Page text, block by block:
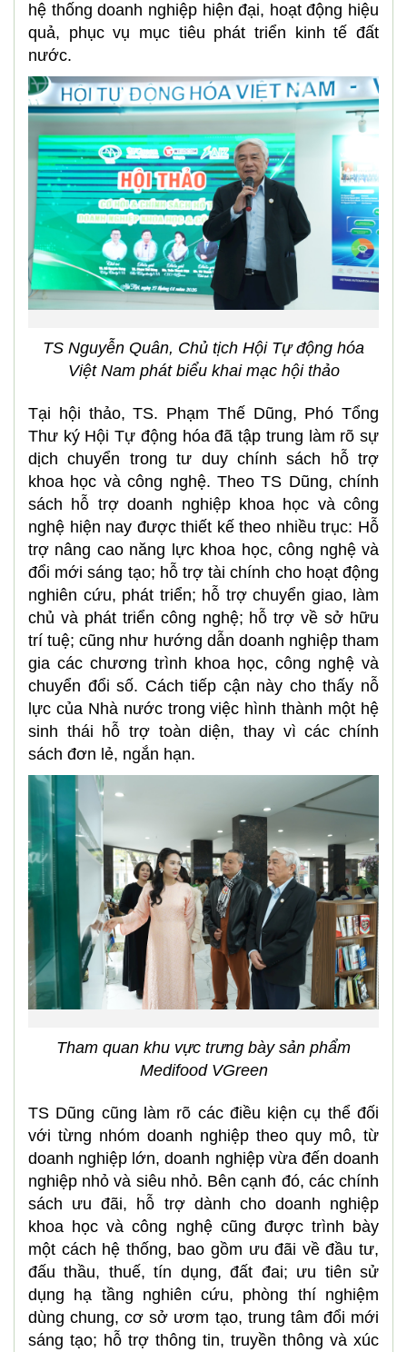
hệ thống doanh nghiệp hiện đại, hoạt động hiệu
quả, phục vụ mục tiêu phát triển kinh tế đất
nước.
TS Nguyễn Quân, Chủ tịch Hội Tự động hóa
Việt Nam phát biểu khai mạc hội thảo
Tại hội thảo, TS. Phạm Thế Dũng, Phó Tổng
Thư ký Hội Tự động hóa đã tập trung làm rõ sự
dịch chuyển trong tư duy chính sách hỗ trợ
khoa học và công nghệ. Theo TS Dũng, chính
sách hỗ trợ doanh nghiệp khoa học và công
nghệ hiện nay được thiết kế theo nhiều trục: Hỗ
trợ nâng cao năng lực khoa học, công nghệ và
đổi mới sáng tạo; hỗ trợ tài chính cho hoạt động
nghiên cứu, phát triển; hỗ trợ chuyển giao, làm
chủ và phát triển công nghệ; hỗ trợ về sở hữu
trí tuệ; cũng như hướng dẫn doanh nghiệp tham
gia các chương trình khoa học, công nghệ và
chuyển đổi số. Cách tiếp cận này cho thấy nỗ
lực của Nhà nước trong việc hình thành một hệ
sinh thái hỗ trợ toàn diện, thay vì các chính
sách đơn lẻ, ngắn hạn.
Tham quan khu vực trưng bày sản phẩm
Medifood VGreen
TS Dũng cũng làm rõ các điều kiện cụ thể đối
với từng nhóm doanh nghiệp theo quy mô, từ
doanh nghiệp lớn, doanh nghiệp vừa đến doanh
nghiệp nhỏ và siêu nhỏ. Bên cạnh đó, các chính
sách ưu đãi, hỗ trợ dành cho doanh nghiệp
khoa học và công nghệ cũng được trình bày
một cách hệ thống, bao gồm ưu đãi về đầu tư,
đấu thầu, thuế, tín dụng, đất đai; ưu tiên sử
dụng hạ tầng nghiên cứu, phòng thí nghiệm
dùng chung, cơ sở ươm tạo, trung tâm đổi mới
sáng tạo; hỗ trợ thông tin, truyền thông và xúc